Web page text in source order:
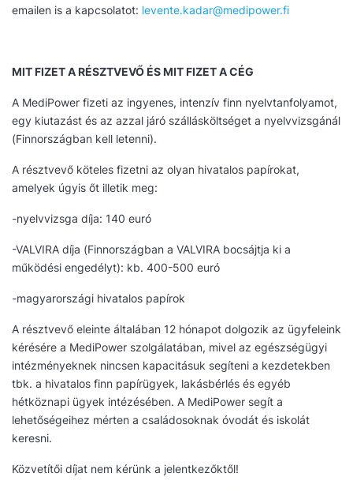
emailen is a kapcsolatot: levente.kadar@medipower.fi
MIT FIZET A RÉSZTVEVŐ ÉS MIT FIZET A CÉG
A MediPower fizeti az ingyenes, intenzív finn nyelvtanfolyamot,
egy kiutazást és az azzal járó szállásköltséget a nyelvvizsgánál
(Finnországban kell letenni).
A résztvevő köteles fizetni az olyan hivatalos papírokat,
amelyek úgyis őt illetik meg:
-nyelvvizsga díja: 140 euró
-VALVIRA díja (Finnországban a VALVIRA bocsájtja ki a
működési engedélyt): kb. 400-500 euró
-magyarországi hivatalos papírok
A résztvevő eleinte általában 12 hónapot dolgozik az ügyfeleink
kérésére a MediPower szolgálatában, mivel az egészségügyi
intézményeknek nincsen kapacitásuk segíteni a kezdetekben
tbk. a hivatalos finn papírügyek, lakásbérlés és egyéb
hétköznapi ügyek intézésében. A MediPower segít a
lehetőségeihez mérten a családosoknak óvodát és iskolát
keresni.
Közvetítői díjat nem kérünk a jelentkezőktől!